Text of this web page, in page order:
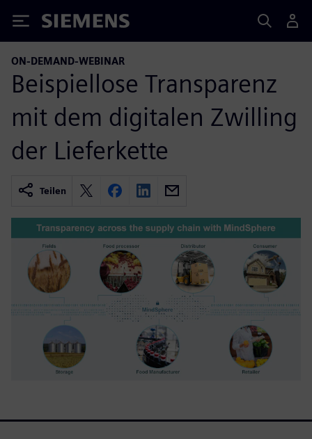
Siemens
ON-DEMAND-WEBINAR
Beispiellose Transparenz
mit dem digitalen Zwilling
der Lieferkette
Teilen